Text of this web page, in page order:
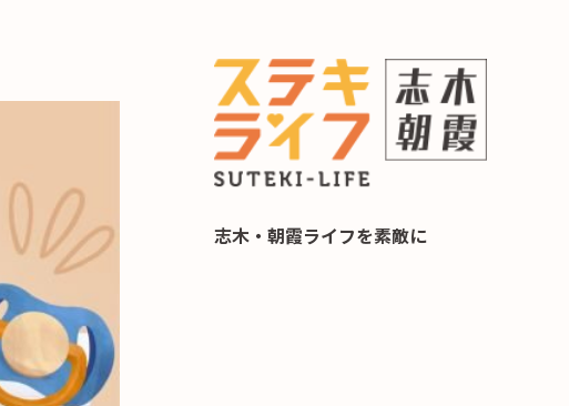
志木・朝霞ライフを素敵に
の暮らし 住み替え相談